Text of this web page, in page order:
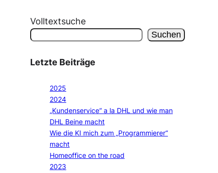
Volltextsuche
Suchen
Letzte Beiträge
2025
2024
„Kundenservice“ a la DHL und wie man
DHL Beine macht
Wie die KI mich zum „Programmierer“
macht
Homeoffice on the road
2023